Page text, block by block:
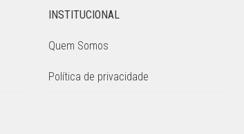
INSTITUCIONAL
Quem Somos
Política de privacidade